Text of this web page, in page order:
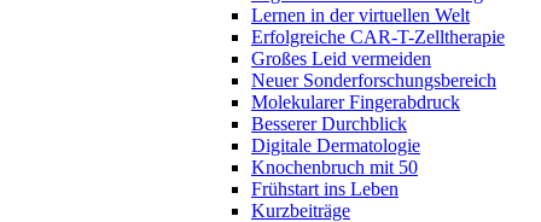
Lernen in der virtuellen Welt
Erfolgreiche CAR-T-Zelltherapie
Großes Leid vermeiden
Neuer Sonderforschungsbereich
Molekularer Fingerabdruck
Besserer Durchblick
Digitale Dermatologie
Knochenbruch mit 50
Frühstart ins Leben
Kurzbeiträge